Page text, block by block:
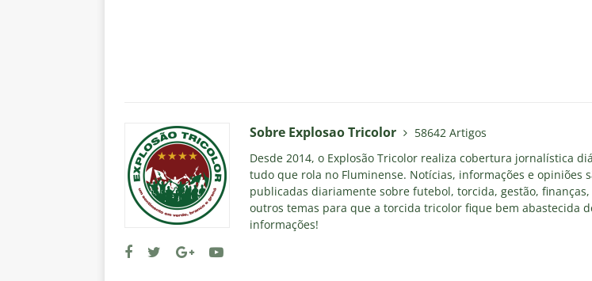
Sobre Explosao Tricolor
58642 Artigos
Desde 2014, o Explosão Tricolor realiza cobertura jornalística
tudo que rola no Fluminense. Notícias, informações e opiniões
publicadas diariamente sobre futebol, torcida, gestão,
outros temas para que a torcida tricolor fique bem abastecida
informações!